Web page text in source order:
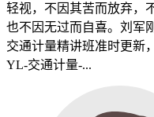
轻视，不因其苦而放弃，
也不因无过而自喜。刘军
交通计量精讲班准时更新
YL-交通计量-...